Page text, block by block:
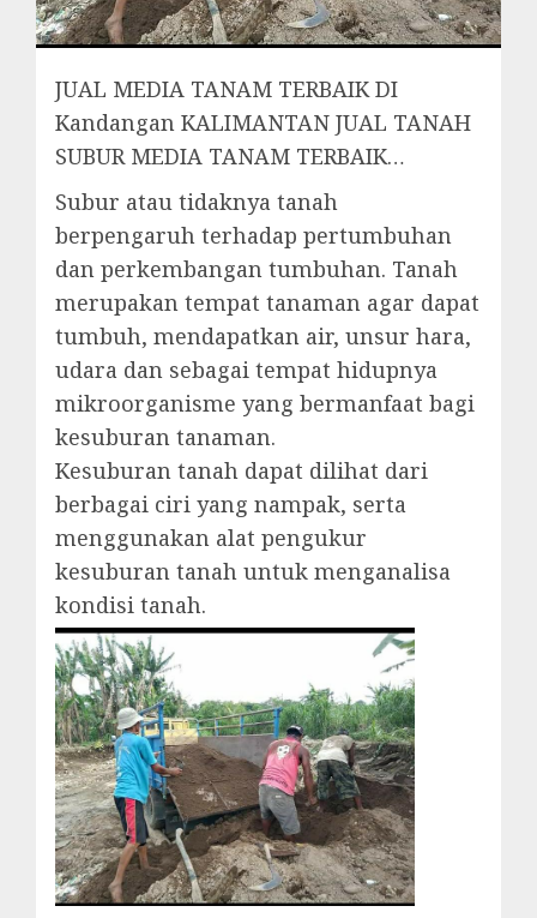
JUAL MEDIA TANAM TERBAIK DI
Kandangan KALIMANTAN JUAL TANAH
SUBUR MEDIA TANAM TERBAIK…
Subur atau tidaknya tanah
berpengaruh terhadap pertumbuhan
dan perkembangan tumbuhan. Tanah
merupakan tempat tanaman agar dapat
tumbuh, mendapatkan air, unsur hara,
udara dan sebagai tempat hidupnya
mikroorganisme yang bermanfaat bagi
kesuburan tanaman.
Kesuburan tanah dapat dilihat dari
berbagai ciri yang nampak, serta
menggunakan alat pengukur
kesuburan tanah untuk menganalisa
kondisi tanah.